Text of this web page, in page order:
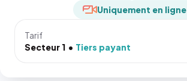
Uniquement en ligne
Tarif
Secteur 1
Tiers payant